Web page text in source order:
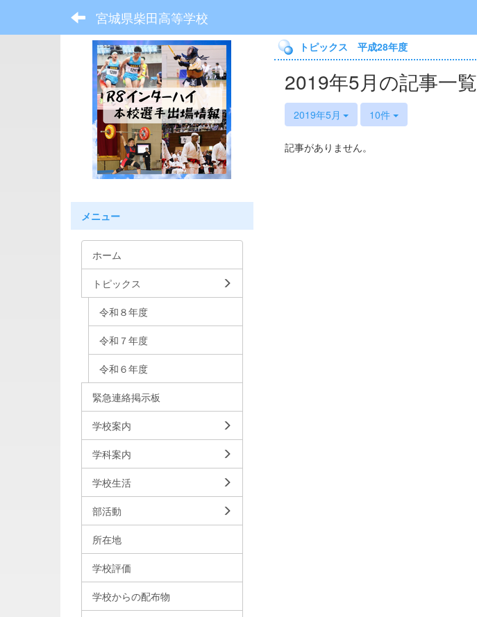
宮城県柴田高等学校
トピックス 平成28年度
2019年5月の記事一覧
2019年5月 10件
記事がありません。
メニュー
ホーム
トピックス
令和８年度
令和７年度
令和６年度
緊急連絡掲示板
学校案内
学科案内
学校生活
部活動
所在地
学校評価
学校からの配布物